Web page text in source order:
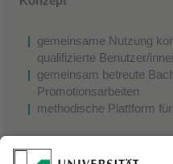
gemeinsame Nutzung
qualifizierte Benutzer/
gemeinsam betreute
Promotionsarbeiten
methodische Plattform
Perspektiven